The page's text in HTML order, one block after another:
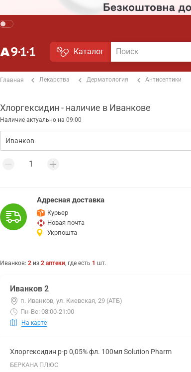
Каталог
Главная Лекарства Дерматология Антисептики
Хлоргексидин - наличие в Иванкове
Наличие актуально на 09:00
Адресная доставка
Курьер
Новая почта
Укрпошта
Иванков: 2 из 2 аптеки, где есть 1 шт.
Иванков 2
п. Иванков, ул. Киевская, 29 (АТБ)
Пн-Вс: 08:00-21:00
На карте
Хлоргексидин р-р 0,05% фл. 100мл Solution Pharm
БЕРКАНА ПЛЮС